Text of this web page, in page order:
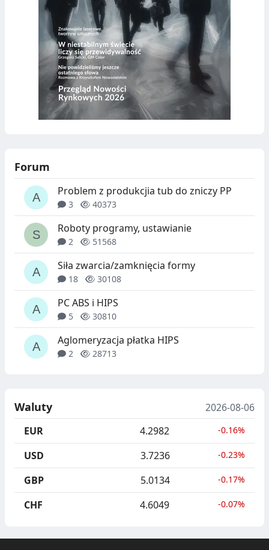
Forum
Problem z produkcjia tub do zniczy PP
3 40373
Roboty programy, ustawianie
2 51568
Siła zwarcia/zamknięcia formy
18 30108
PC ABS i HIPS
5 30810
Aglomeryzacja płatka HIPS
2 28713
Waluty
2026-08-06
EUR
4.2982 -0.16%
USD 3.7236 -0.23%
GBP 5.0134 -0.17%
CHF 4.6049 -0.07%